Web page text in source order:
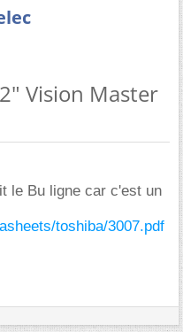
Vision Master
le Bu ligne car c'est un
toshiba/3007.pdf